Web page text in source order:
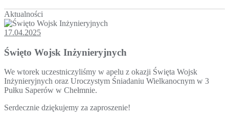
Aktualności
17.04.2025
Święto Wojsk Inżynieryjnych
We wtorek uczestniczyliśmy w apelu z okazji Święta Wojsk
Inżynieryjnych oraz Uroczystym Śniadaniu Wielkanocnym w 3
Pułku Saperów w Chełmnie.
Serdecznie dziękujemy za zaproszenie!